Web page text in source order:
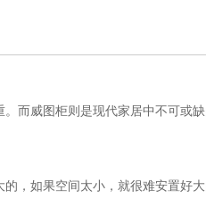
而威图柜则是现代家居中不可或
，如果空间太小，就很难安置好